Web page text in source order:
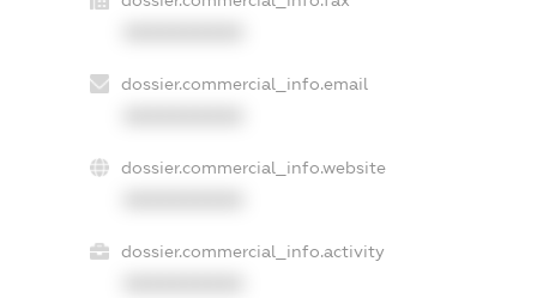
dossier.commercial_info.email
dossier.commercial_info.website
dossier.commercial_info.activity